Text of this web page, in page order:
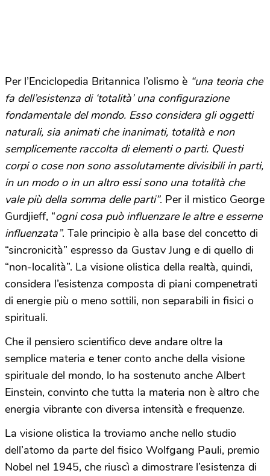
Per l’Enciclopedia Britannica l’olismo è “una teoria che
fa dell’esistenza di ‘totalità’ una configurazione
fondamentale del mondo. Esso considera gli oggetti
naturali, sia animati che inanimati, totalità e non
semplicemente raccolta di elementi o parti. Questi
corpi o cose non sono assolutamente divisibili in parti,
in un modo o in un altro essi sono una totalità che
vale più della somma delle parti”. Per il mistico George
Gurdjieff, “ogni cosa può influenzare le altre e esserne
influenzata”. Tale principio è alla base del concetto di
“sincronicità” espresso da Gustav Jung e di quello di
“non-località”. La visione olistica della realtà, quindi,
considera l’esistenza composta di piani compenetrati
di energie più o meno sottili, non separabili in fisici o
spirituali.
Che il pensiero scientifico deve andare oltre la
semplice materia e tener conto anche della visione
spirituale del mondo, lo ha sostenuto anche Albert
Einstein, convinto che tutta la materia non è altro che
energia vibrante con diversa intensità e frequenze.
La visione olistica la troviamo anche nello studio
dell’atomo da parte del fisico Wolfgang Pauli, premio
Nobel nel 1945, che riuscì a dimostrare l’esistenza di